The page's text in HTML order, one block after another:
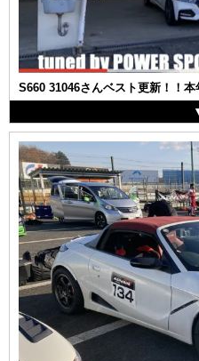
S660 31046さんベスト更新！！本